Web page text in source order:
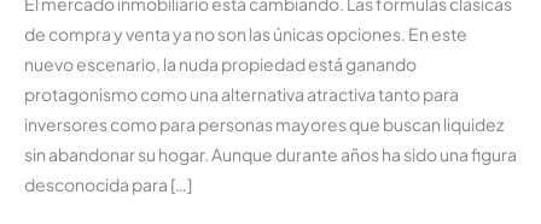
de compra y venta ya no son las únicas opciones. En este
nuevo escenario, la nuda propiedad está ganando
protagonismo como una alternativa atractiva tanto para
inversores como para personas mayores que buscan liquidez
sin abandonar su hogar. Aunque durante años ha sido una figura
desconocida para […]